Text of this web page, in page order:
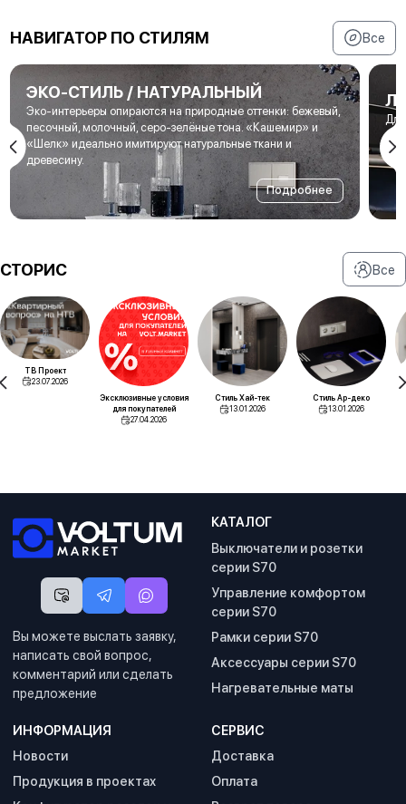
НАВИГАТОР ПО СТИЛЯМ Все
ЭКО-СТИЛЬ / НАТУРАЛЬНЫЙ
Эко-интерьеры опираются на природные оттенки: бежевый,
песочный, молочный, серо-зелёные тона. «Кашемир» и
«Шелк» идеально имитируют натуральные ткани и
древесину.
Подробнее
Для
СТОРИС Все
ТВ Проект
23.07.2026
Эксклюзивные условия
для покупателей
27.04.2026
Стиль Хай-тек
13.01.2026
Стиль Ар-деко
13.01.2026
Вы можете выслать заявку,
написать свой вопрос,
комментарий или сделать
предложение
КАТАЛОГ
Выключатели и розетки
серии S70
Управление комфортом
серии S70
Рамки серии S70
Аксессуары серии S70
Нагревательные маты
ИНФОРМАЦИЯ
Новости
Продукция в проектах
СЕРВИС
Доставка
Оплата